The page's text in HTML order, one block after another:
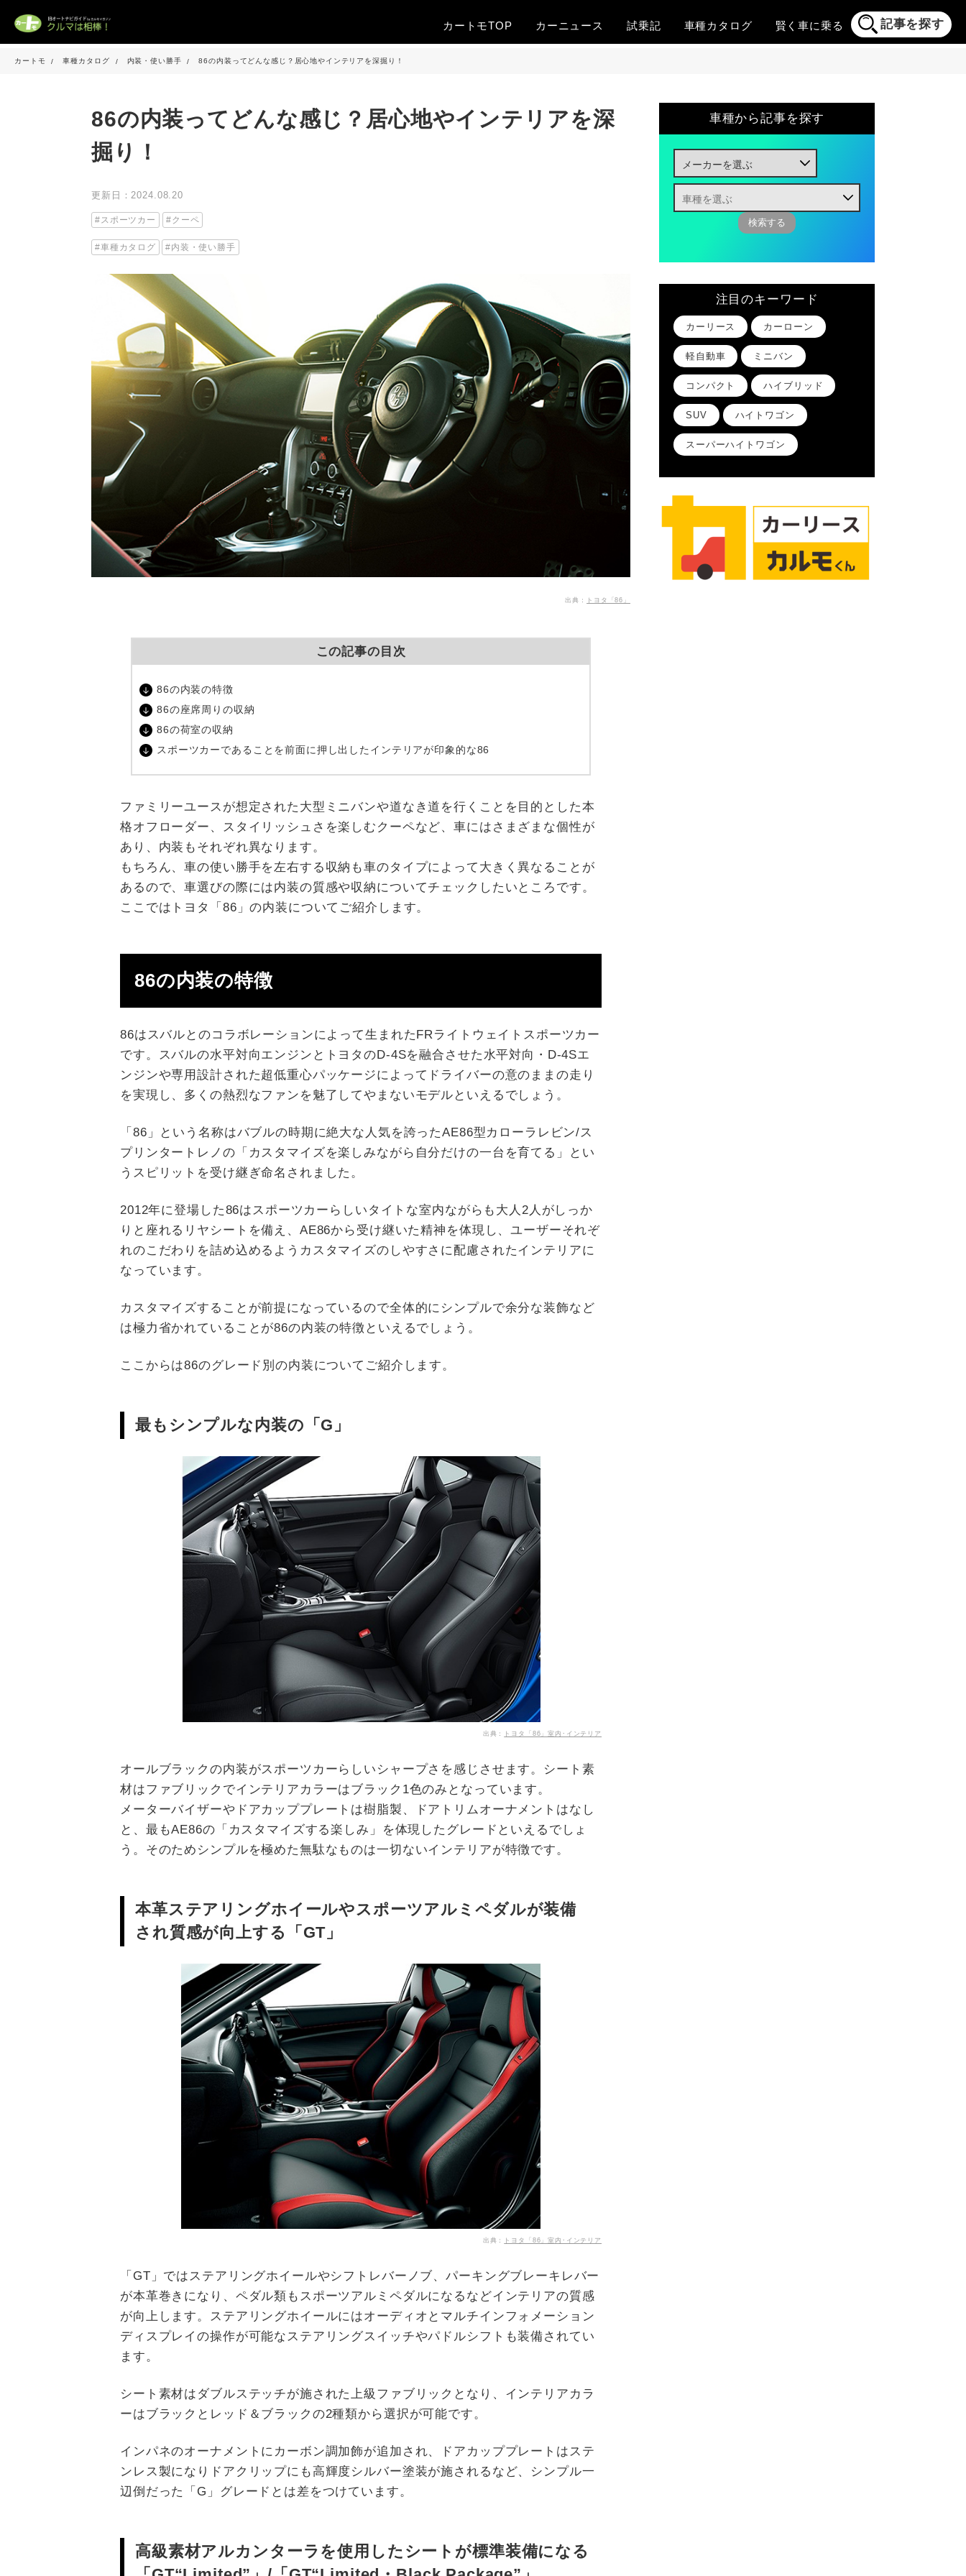
カートモTOP カーニュース 試乗記 車種カタログ 賢く車に乗る 記事を探す
カートモ 車種カタログ 内装・使い勝手 86の内装ってどんな感じ？居心地やインテリアを深掘り！
86の内装ってどんな感じ？居心地やインテリアを深
掘り！
更新日：2024.08.20
スポーツカー クーペ
車種カタログ 内装・使い勝手
出典： トヨタ「86」
この記事の目次
86の内装の特徴
86の座席周りの収納
86の荷室の収納
スポーツカーであることを前面に押し出したインテリアが印象的な86
ファミリーユースが想定された大型ミニバンや道なき道を行くことを目的とした本
格オフローダー、スタイリッシュさを楽しむクーペなど、車にはさまざまな個性が
あり、内装もそれぞれ異なります。
もちろん、車の使い勝手を左右する収納も車のタイプによって大きく異なることが
あるので、車選びの際には内装の質感や収納についてチェックしたいところです。
ここではトヨタ「86」の内装についてご紹介します。
86の内装の特徴
86はスバルとのコラボレーションによって生まれたFRライトウェイトスポーツカー
です。スバルの水平対向エンジンとトヨタのD-4Sを融合させた水平対向・D-4Sエ
ンジンや専用設計された超低重心パッケージによってドライバーの意のままの走り
を実現し、多くの熱烈なファンを魅了してやまないモデルといえるでしょう。
「86」という名称はバブルの時期に絶大な人気を誇ったAE86型カローラレビン/ス
プリンタートレノの「カスタマイズを楽しみながら自分だけの一台を育てる」とい
うスピリットを受け継ぎ命名されました。
2012年に登場した86はスポーツカーらしいタイトな室内ながらも大人2人がしっか
りと座れるリヤシートを備え、AE86から受け継いた精神を体現し、ユーザーそれぞ
れのこだわりを詰め込めるようカスタマイズのしやすさに配慮されたインテリアに
なっています。
カスタマイズすることが前提になっているので全体的にシンプルで余分な装飾など
は極力省かれていることが86の内装の特徴といえるでしょう。
ここからは86のグレード別の内装についてご紹介します。
最もシンプルな内装の「G」
出典： トヨタ「86」室内･インテリア
オールブラックの内装がスポーツカーらしいシャープさを感じさせます。シート素
材はファブリックでインテリアカラーはブラック1色のみとなっています。
メーターバイザーやドアカッププレートは樹脂製、ドアトリムオーナメントはなし
と、最もAE86の「カスタマイズする楽しみ」を体現したグレードといえるでしょ
う。そのためシンプルを極めた無駄なものは一切ないインテリアが特徴です。
本革ステアリングホイールやスポーツアルミペダルが装備
され質感が向上する「GT」
出典： トヨタ「86」室内･インテリア
「GT」ではステアリングホイールやシフトレバーノブ、パーキングブレーキレバー
が本革巻きになり、ペダル類もスポーツアルミペダルになるなどインテリアの質感
が向上します。ステアリングホイールにはオーディオとマルチインフォメーション
ディスプレイの操作が可能なステアリングスイッチやパドルシフトも装備されてい
ます。
シート素材はダブルステッチが施された上級ファブリックとなり、インテリアカラ
ーはブラックとレッド＆ブラックの2種類から選択が可能です。
インパネのオーナメントにカーボン調加飾が追加され、ドアカッププレートはステ
ンレス製になりドアクリップにも高輝度シルバー塗装が施されるなど、シンプル一
辺倒だった「G」グレードとは差をつけています。
高級素材アルカンターラを使用したシートが標準装備になる
車種から記事を探す
注目のキーワード
カーリース カーローン
軽自動車 ミニバン
コンパクト ハイブリッド
SUV ハイトワゴン
スーパーハイトワゴン